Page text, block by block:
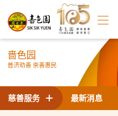
啬色园
普济劝善 崇善惠民
最新消息
慈善服务